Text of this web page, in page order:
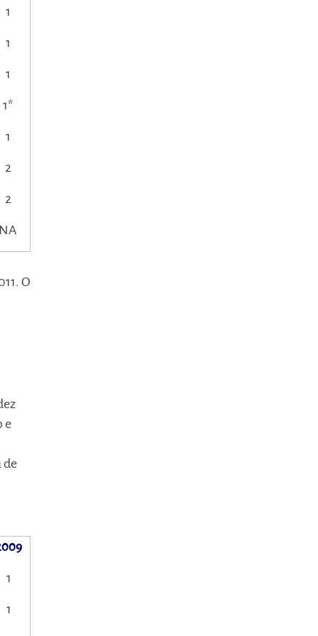
1
1
1
1*
1
2
2
NA
O
e
de
1
1